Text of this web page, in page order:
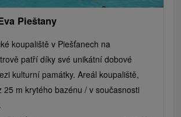
Pieštany
koupaliště v Piešťanech na
patří díky své unikátní dobové
kulturní památky. Areál koupaliště,
25 m krytého bazénu / v současnosti